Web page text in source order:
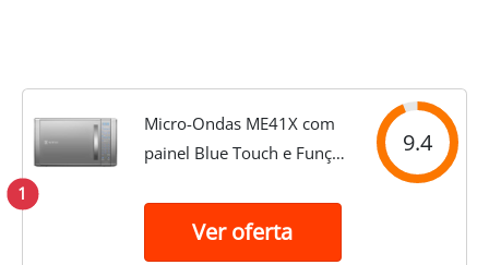
1
Micro-Ondas ME41X com
painel Blue Touch e Função
9.4
Ver oferta